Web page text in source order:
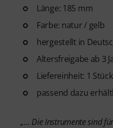
Länge: 185 mm
Farbe: natur / gelb
hergestellt in
Altersfreigabe ab 3
Liefereinheit: 1 Stück
passend dazu
„… Die Instrumente sind